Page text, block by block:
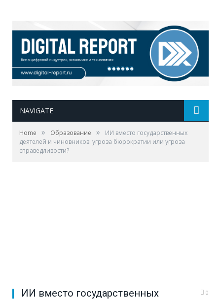
NAVIGATE
Home » Образование »
ИИ вместо государственных
деятелей и чиновников: угроза бюрократии или угроза
справедливости?
ИИ вместо государственных
0